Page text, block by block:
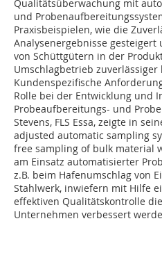
Qualitätsüberwachung mit
und
Praxisbeispielen, wie die
Analysenergebnisse
von Schüttgütern in der
Umschlagbetrieb
Kundenspezifische
Rolle bei der Entwicklung und
Probeaufbereitungs- und
Stevens, FLS Essa, zeigte in
adjusted automatic sampling
free sampling of bulk material
am Einsatz automatisierter
z.B. beim Hafenumschlag von
Stahlwerk, inwiefern mit Hilfe
effektiven Qualitätskontrolle
Unternehmen verbessert